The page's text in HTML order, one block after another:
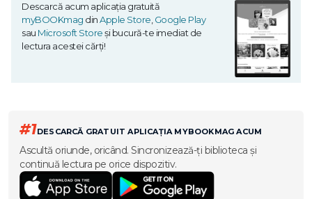
Descarcă acum aplicația gratuită
myBOOKmag dinApple Store,Google Play
sau Microsoft Storeși bucură-te imediat de
lectura acestei cărți!
#1DESCARCĂ GRATUIT APLICAȚIA MYBOOKMAG ACUM
Ascultă oriunde, oricând. Sincronizează-ți biblioteca și
continuă lectura pe orice dispozitiv.